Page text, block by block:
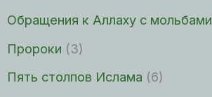
Обращения к Аллаху с мольбами
Пророки (3)
Пять столпов Ислама (6)